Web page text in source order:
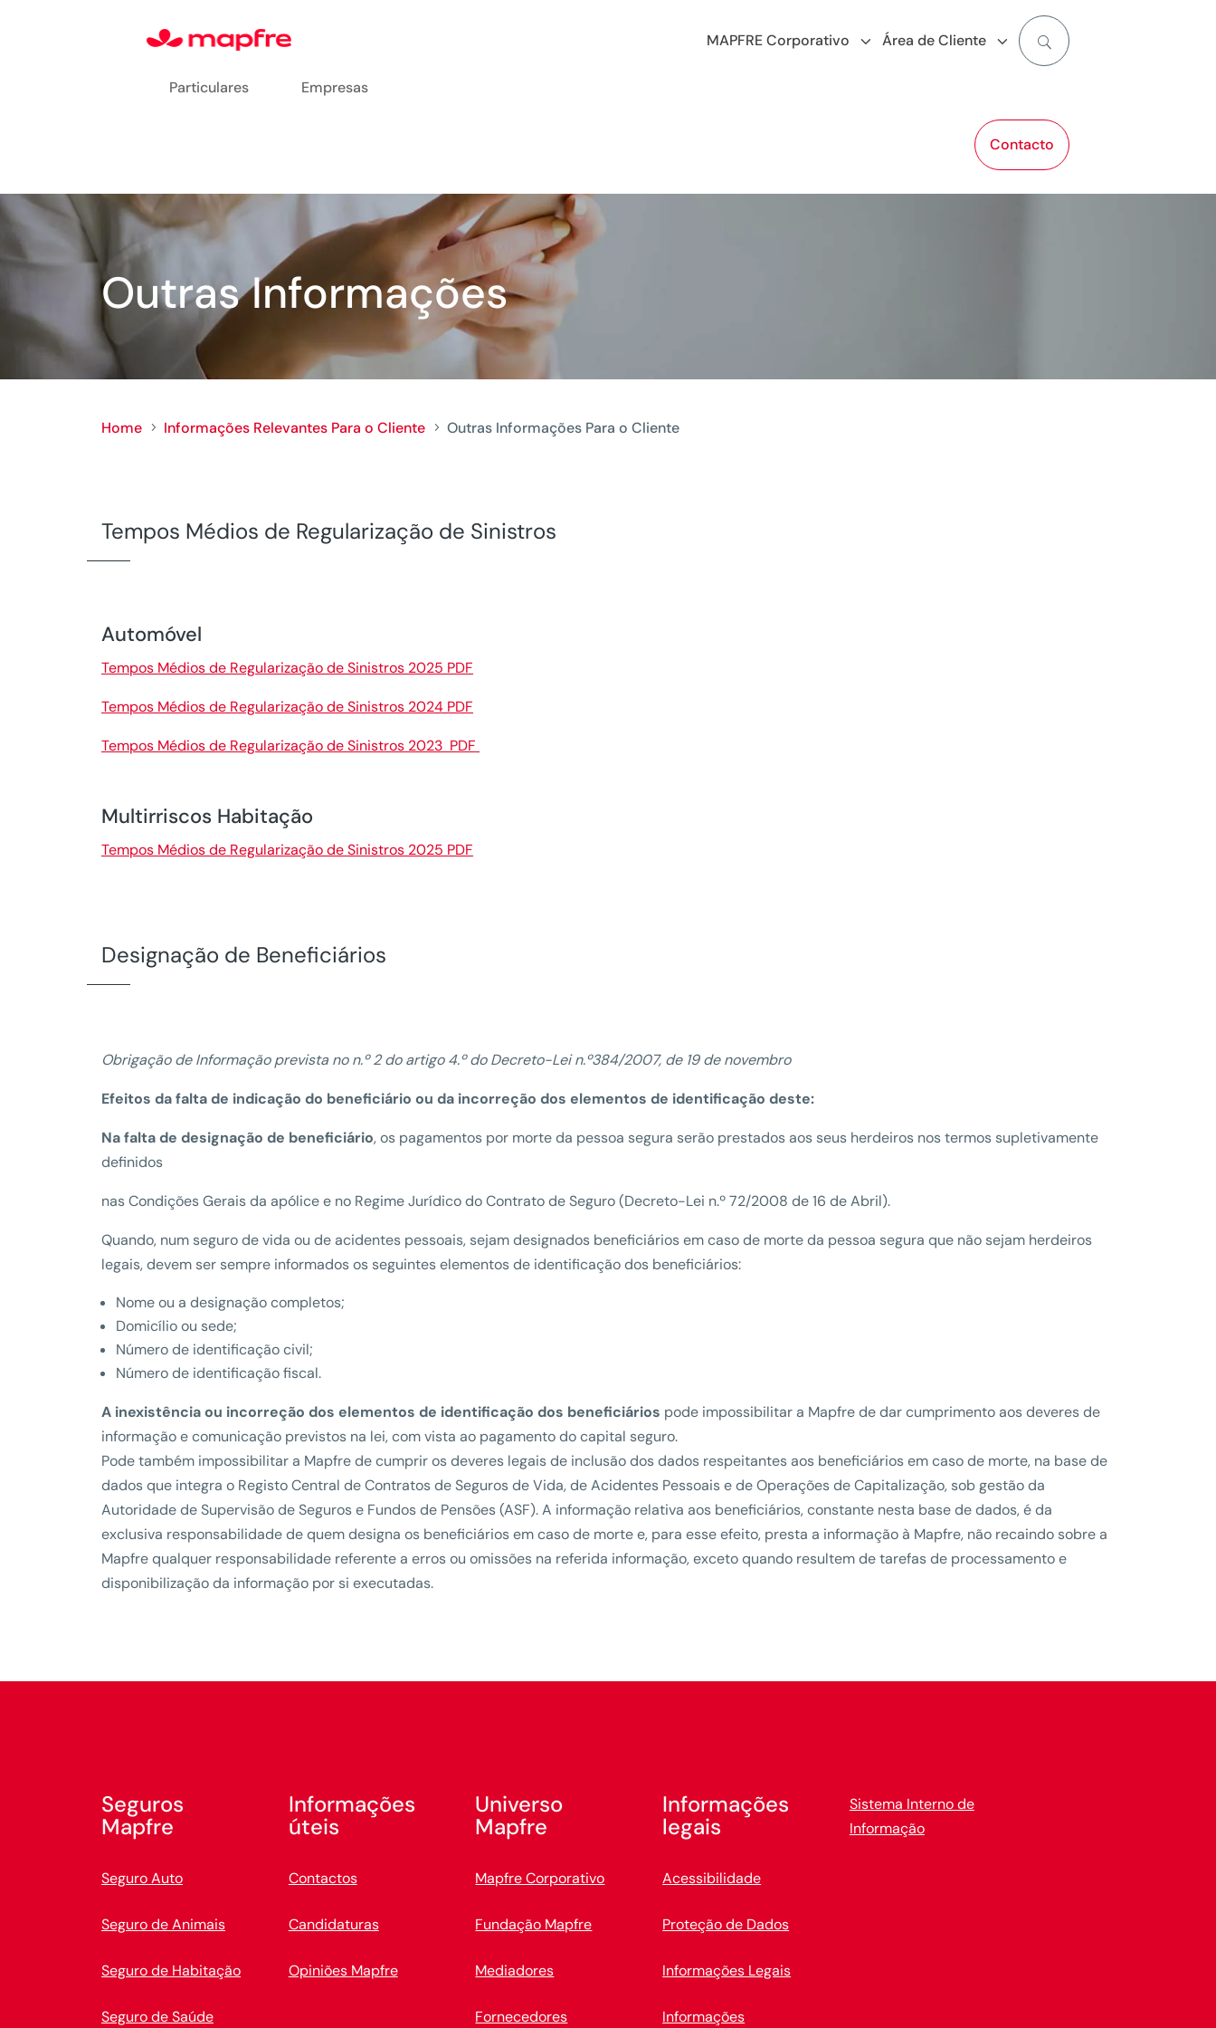
MAPFRE Corporativo Área de Cliente
Contacto
Particulares Empresas
Outras Informações
Home 5 Informações Relevantes Para o Cliente 5 Outras Informações Para o Cliente
Tempos Médios de Regularização de Sinistros
Automóvel
Tempos Médios de Regularização de Sinistros 2025 PDF
Tempos Médios de Regularização de Sinistros 2024 PDF
Tempos Médios de Regularização de Sinistros 2023 PDF
Multirriscos Habitação
Tempos Médios de Regularização de Sinistros 2025 PDF
Designação de Beneficiários
Obrigação de Informação prevista no n.º 2 do artigo 4.º do Decreto-Lei n.º384/2007, de 19 de novembro
Efeitos da falta de indicação do beneficiário ou da incorreção dos elementos de identificação deste:
Na falta de designação de beneficiário, os pagamentos por morte da pessoa segura serão prestados aos seus herdeiros nos termos supletivamente
definidos
nas Condições Gerais da apólice e no Regime Jurídico do Contrato de Seguro (Decreto-Lei n.º 72/2008 de 16 de Abril).
Quando, num seguro de vida ou de acidentes pessoais, sejam designados beneficiários em caso de morte da pessoa segura que não sejam herdeiros
legais, devem ser sempre informados os seguintes elementos de identificação dos beneficiários:
Nome ou a designação completos;
Domicílio ou sede;
Número de identificação civil;
Número de identificação fiscal.
A inexistência ou incorreção dos elementos de identificação dos beneficiários pode impossibilitar a Mapfre de dar cumprimento aos deveres de
informação e comunicação previstos na lei, com vista ao pagamento do capital seguro.
Pode também impossibilitar a Mapfre de cumprir os deveres legais de inclusão dos dados respeitantes aos beneficiários em caso de morte, na base de
dados que integra o Registo Central de Contratos de Seguros de Vida, de Acidentes Pessoais e de Operações de Capitalização, sob gestão da
Autoridade de Supervisão de Seguros e Fundos de Pensões (ASF). A informação relativa aos beneficiários, constante nesta base de dados, é da
exclusiva responsabilidade de quem designa os beneficiários em caso de morte e, para esse efeito, presta a informação à Mapfre, não recaindo sobre a
Mapfre qualquer responsabilidade referente a erros ou omissões na referida informação, exceto quando resultem de tarefas de processamento e
disponibilização da informação por si executadas.
Seguros
Mapfre
Seguro Auto
Seguro de Animais
Seguro de Habitação
Seguro de Saúde
Informações
úteis
Contactos
Candidaturas
Opiniões Mapfre
Universo
Mapfre
Mapfre Corporativo
Fundação Mapfre
Mediadores
Fornecedores
Informações
legais
Acessibilidade
Proteção de Dados
Informações Legais
Informações
Sistema Interno de
Informação